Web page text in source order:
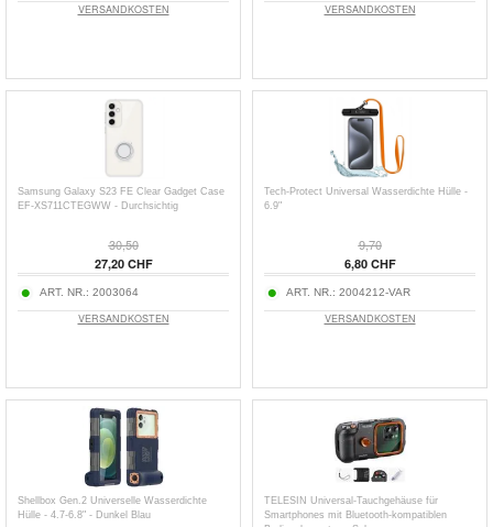
VERSANDKOSTEN VERSANDKOSTEN
Samsung Galaxy S23 FE Clear Gadget Case
EF-XS711CTEGWW - Durchsichtig
30,50
27,20 CHF
ART. NR.: 2003064
VERSANDKOSTEN
Tech-Protect Universal Wasserdichte Hülle -
6.9"
9,70
6,80 CHF
ART. NR.: 2004212-VAR
VERSANDKOSTEN
Shellbox Gen.2 Universelle Wasserdichte
Hülle - 4.7-6.8" - Dunkel Blau
TELESIN Universal-Tauchgehäuse für
Smartphones mit Bluetooth-kompatiblen